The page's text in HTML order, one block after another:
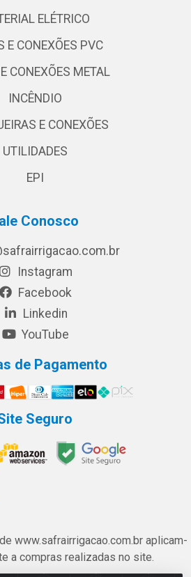
ELÉTRICO
E CONEXÕES PVC
CONEXÕES METAL
INCÊNDIO
E CONEXÕES
UTILIDADES
EPI
Conosco
Instagram
Facebook
Linkedin
YouTube
de Pagamento
Seguro
www.safrairrigacao.com.br aplicam-
a compras realizadas no site.